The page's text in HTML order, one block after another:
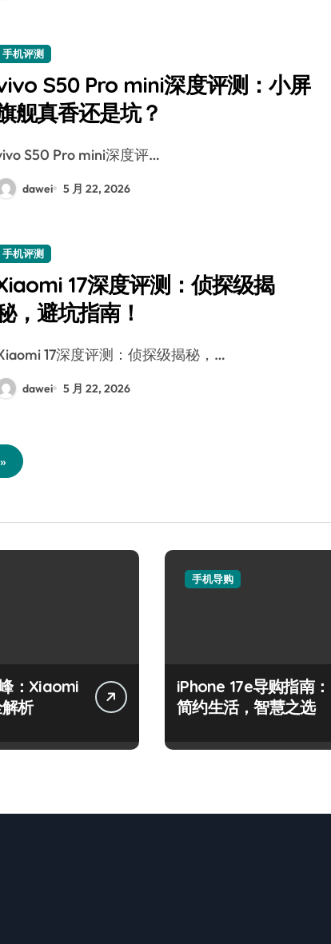
手机评测
S50 Pro mini深度评测：小屏
舰真香还是坑？
vivo S50 Pro mini深度评…
dawei 5 月 22, 2026
手机评测
17深度评测：侦探级揭
，避坑指南！
Xiaomi 17深度评测：侦探级揭秘，…
dawei 5 月 22, 2026
：Xiaomi
析
手机导购
iPhone 17e导购指南：
简约生活，智慧之选